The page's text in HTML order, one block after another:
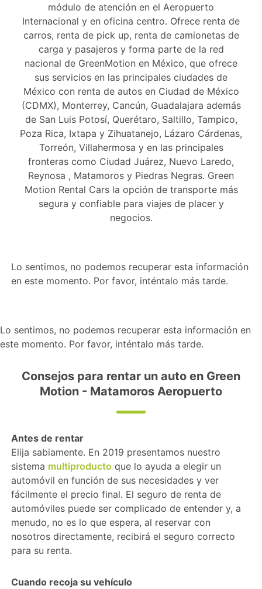
módulo de atención en el Aeropuerto
Internacional y en oficina centro. Ofrece renta de
carros, renta de pick up, renta de camionetas de
carga y pasajeros y forma parte de la red
nacional de GreenMotion en México, que ofrece
sus servicios en las principales ciudades de
México con renta de autos en Ciudad de México
(CDMX), Monterrey, Cancún, Guadalajara además
de San Luis Potosí, Querétaro, Saltillo, Tampico,
Poza Rica, Ixtapa y Zihuatanejo, Lázaro Cárdenas,
Torreón, Villahermosa y en las principales
fronteras como Ciudad Juárez, Nuevo Laredo,
Reynosa , Matamoros y Piedras Negras. Green
Motion Rental Cars la opción de transporte más
segura y confiable para viajes de placer y
negocios.
Lo sentimos, no podemos recuperar esta información
en este momento. Por favor, inténtalo más tarde.
Lo sentimos, no podemos recuperar esta información en
este momento. Por favor, inténtalo más tarde.
Consejos para rentar un auto en Green
Motion - Matamoros Aeropuerto
Antes de rentar
Elija sabiamente. En 2019 presentamos nuestro
sistema multiproducto que lo ayuda a elegir un
automóvil en función de sus necesidades y ver
fácilmente el precio final. El seguro de renta de
automóviles puede ser complicado de entender y, a
menudo, no es lo que espera, al reservar con
nosotros directamente, recibirá el seguro correcto
para su renta.
Cuando recoja su vehículo